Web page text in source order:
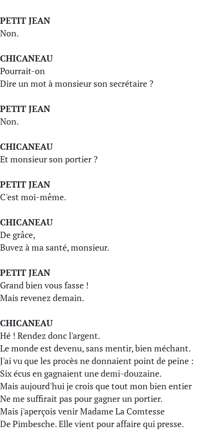
PETIT JEAN
Non.
CHICANEAU
Pourrait-on
Dire un mot à monsieur son secrétaire ?
PETIT JEAN
Non.
CHICANEAU
Et monsieur son portier ?
PETIT JEAN
C'est moi-même.
CHICANEAU
De grâce,
Buvez à ma santé, monsieur.
PETIT JEAN
Grand bien vous fasse !
Mais revenez demain.
CHICANEAU
Hé ! Rendez donc l'argent.
Le monde est devenu, sans mentir, bien méchant.
J'ai vu que les procès ne donnaient point de peine :
Six écus en gagnaient une demi-douzaine.
Mais aujourd'hui je crois que tout mon bien entier
Ne me suffirait pas pour gagner un portier.
Mais j'aperçois venir Madame La Comtesse
De Pimbesche. Elle vient pour affaire qui presse.